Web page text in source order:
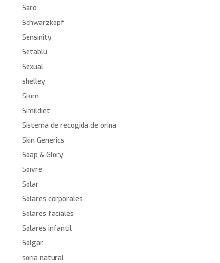
Saro
Schwarzkopf
Sensinity
Setablu
Sexual
shelley
Siken
Simildiet
Sistema de recogida de orina
Skin Generics
Soap & Glory
Soivre
Solar
Solares corporales
Solares faciales
Solares infantil
Solgar
soria natural